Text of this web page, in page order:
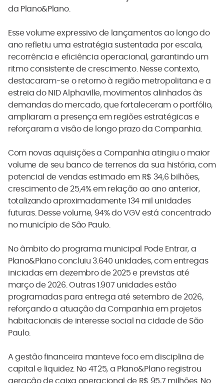
da Plano&Plano.
Esse volume expressivo de lançamentos ao longo do
ano refletiu uma estratégia sustentada por escala,
recorrência e eficiência operacional, garantindo um
ritmo consistente de crescimento. Nesse contexto,
destacaram-se o retorno à região metropolitana e a
estreia do NID Alphaville, movimentos alinhados às
demandas do mercado, que fortaleceram o portfólio,
ampliaram a presença em regiões estratégicas e
reforçaram a visão de longo prazo da Companhia.
Com novas aquisições a Companhia atingiu o maior
volume de seu banco de terrenos da sua história, com
potencial de vendas estimado em R$ 34,6 bilhões,
crescimento de 25,4% em relação ao ano anterior,
totalizando aproximadamente 134 mil unidades
futuras. Desse volume, 94% do VGV está concentrado
no município de São Paulo.
No âmbito do programa municipal Pode Entrar, a
Plano&Plano concluiu 3.640 unidades, com entregas
iniciadas em dezembro de 2025 e previstas até
março de 2026. Outras 1.907 unidades estão
programadas para entrega até setembro de 2026,
reforçando a atuação da Companhia em projetos
habitacionais de interesse social na cidade de São
Paulo.
A gestão financeira manteve foco em disciplina de
capital e liquidez. No 4T25, a Plano&Plano registrou